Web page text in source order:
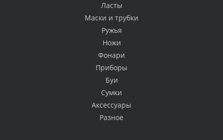
Ласты
Маски и трубки
Ружья
Ножи
Фонари
Приборы
Буи
Сумки
Аксессуары
Разное